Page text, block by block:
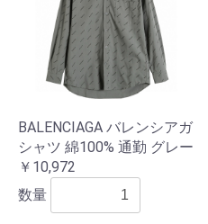
BALENCIAGA バレンシアガ
シャツ 綿100% 通勤 グレー
￥10,972
数量